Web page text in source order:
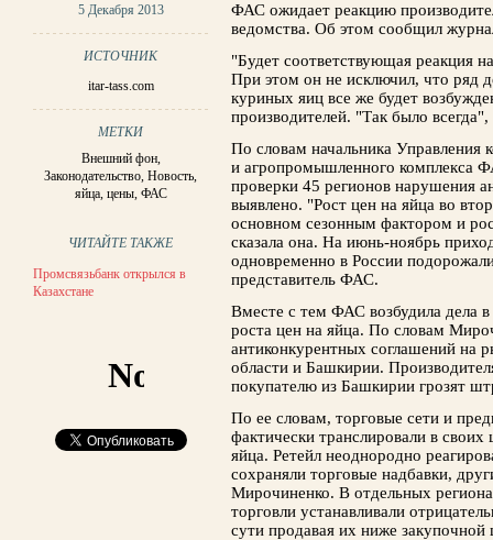
5 Декабря 2013
ИСТОЧНИК
itar-tass.com
МЕТКИ
Внешний фон,
Законодательство,Новость,
яйца, цены, ФАС
ЧИТАЙТЕ ТАКЖЕ
Промсвязьбанк открылся в
Казахстане
ФАС ожидает реакцию
ведомства. Об этом сообщил
"Будет соответствующая реакция
При этом он не исключил, что ряд
куриных яиц все же будет
производителей. "Так было
По словам начальника
и агропромышленного комплекса
проверки 45 регионов нарушения
выявлено. "Рост цен на яйца во
основном сезонным фактором и
сказала она. На июнь-ноябрь
одновременно в России
представитель ФАС.
Вместе с тем ФАС возбудила дела
роста цен на яйца. По словам
антиконкурентных соглашений на
области и Башкирии.
покупателю из Башкирии грозят
По ее словам, торговые сети и
фактически транслировали в
яйца. Ретейл неоднородно
сохраняли торговые надбавки,
Мирочиненко. В отдельных
торговли устанавливали
сути продавая их ниже закупочной